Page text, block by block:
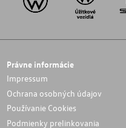
Právne informácie
Impressum
Ochrana osobných údajov
Používanie Cookies
Podmienky prelinkovania